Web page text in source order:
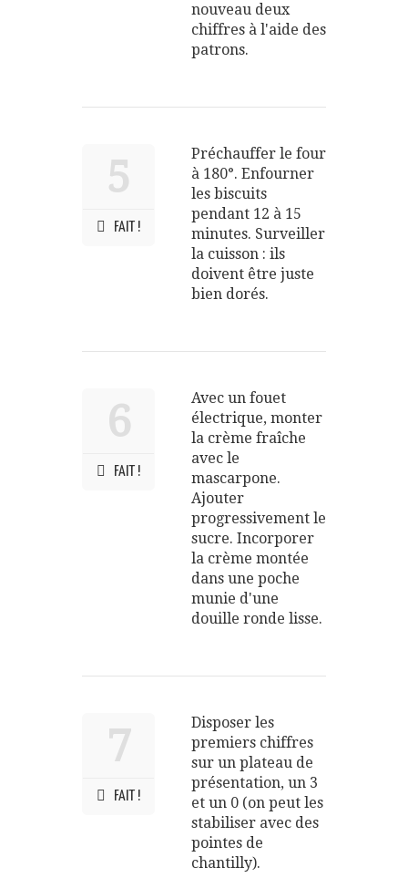
nouveau deux
chiffres à l'aide des
patrons.
5
FAIT !
Préchauffer le four
à 180°. Enfourner
les biscuits
pendant 12 à 15
minutes. Surveiller
la cuisson : ils
doivent être juste
bien dorés.
6
FAIT !
Avec un fouet
électrique, monter
la crème fraîche
avec le
mascarpone.
Ajouter
progressivement le
sucre. Incorporer
la crème montée
dans une poche
munie d'une
douille ronde lisse.
7
FAIT !
Disposer les
premiers chiffres
sur un plateau de
présentation, un 3
et un 0 (on peut les
stabiliser avec des
pointes de
chantilly).